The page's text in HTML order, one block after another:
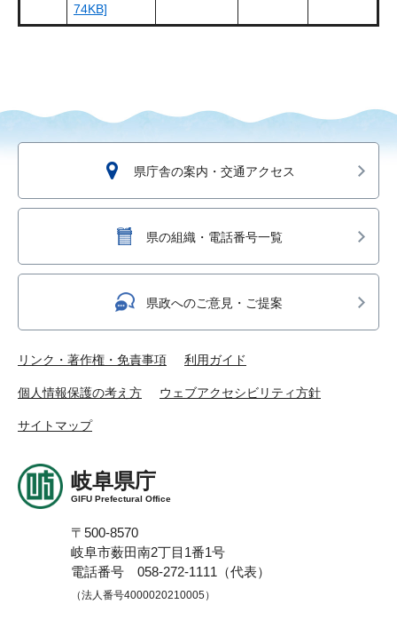
74KB]
県庁舎の案内・交通アクセス
県の組織・電話番号一覧
県政へのご意見・ご提案
リンク・著作権・免責事項 利用ガイド
個人情報保護の考え方 ウェブアクセシビリティ方針
サイトマップ
岐阜県庁
GIFU Prefectural Office
〒500-8570
岐阜市薮田南2丁目1番1号
電話番号 058-272-1111（代表）
（法人番号4000020210005）